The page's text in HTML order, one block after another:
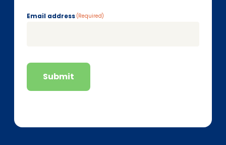
Email address (Required)
Submit